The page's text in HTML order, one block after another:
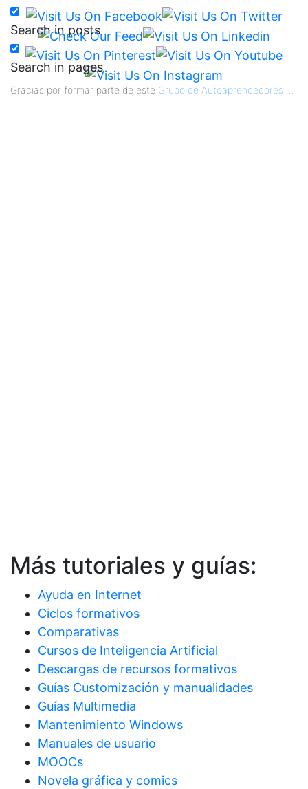
Search in posts
Search in pages
Gracias por formar parte de este Grupo de Autoaprendedores
Más tutoriales y guías:
Ayuda en Internet
Ciclos formativos
Comparativas
Cursos de Inteligencia Artificial
Descargas de recursos formativos
Guías Customización y manualidades
Guías Multimedia
Mantenimiento Windows
Manuales de usuario
MOOCs
Novela gráfica y comics